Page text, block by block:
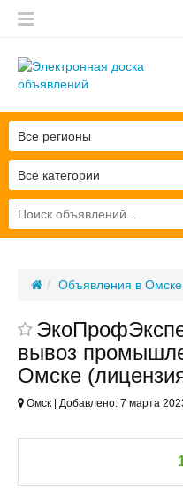
Все категории
Все регионы
Объявления в Омске
вывоз
Омске
Омск | Добавлено: 7 марта